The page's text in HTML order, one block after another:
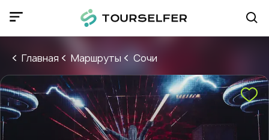
Главная Маршруты Сочи